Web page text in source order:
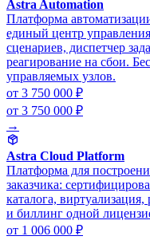
Astra Automation
Платформа
единый центр
сценариев, диспетчер
реагирование на сбои.
управляемых узлов.
от 3 750 000 ₽
от 3 750 000 ₽
→
Astra Cloud Platform
Платформа для
заказчика:
каталога,
и биллинг одной
от 1 006 000 ₽